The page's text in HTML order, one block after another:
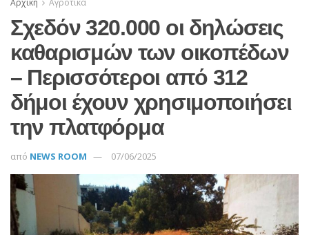
Αρχική Αγροτικά
Σχεδόν 320.000 οι δηλώσεις
καθαρισμών των οικοπέδων
– Περισσότεροι από 312
δήμοι έχουν χρησιμοποιήσει
την πλατφόρμα
από NEWS ROOM 07/06/2025